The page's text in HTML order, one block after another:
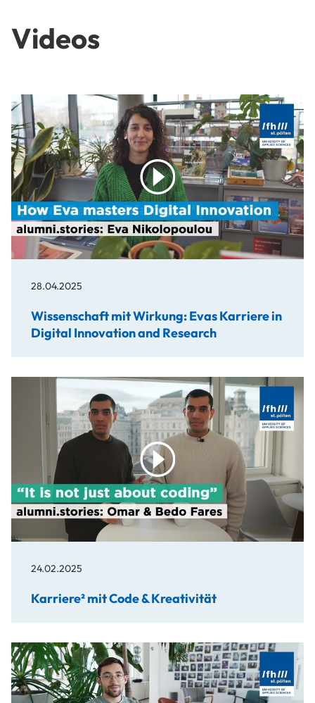
Videos
play
28.04.2025
Wissenschaft mit Wirkung: Evas Karriere in
Digital Innovation and Research
play
24.02.2025
Karriere² mit Code & Kreativität